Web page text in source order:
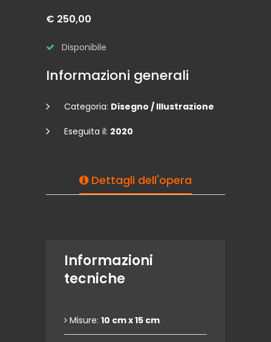
€ 250,00
Disponibile
Informazioni generali
Categoria: Disegno / Illustrazione
Eseguita il: 2020
Dettagli dell'opera
Informazioni
tecniche
Misure: 10 cm x 15 cm